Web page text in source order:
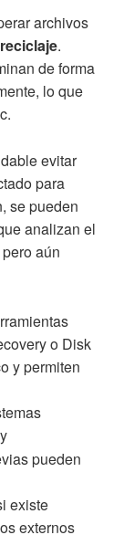
archivos
.
de forma
lo que
evitar
para
se pueden
analizan el
aún
o Disk
y permiten
y
pueden
existe
externos